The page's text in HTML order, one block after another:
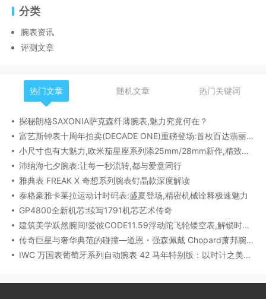
分类
腕表资讯
评测文章
热门文章 随机文章 热门关键词
探秘朗格SAXONIA萨克森纤薄腕表,魅力究竟何在？
富艺斯钟表十周年拍卖(DECADE ONE)重磅登场:首枚百达翡丽1518精钢腕表领衔呈献
小尺寸也有大魅力,欧米茄星座系列添25mm/28mm新作,精致感拉满
沛纳海七夕腕表:让每一秒流转,都与爱意同行
雅典表 FREAK X 奇想系列腕表钌晶款深度解读​
泰格豪雅卡莱拉运动计时码表:盛夏登场,精密机械诠释极速魅力
GP4800全新机芯:续写1791机芯艺术传奇
建筑美学跃然腕间!爱彼CODE11.59浮动陀飞轮镂空表,解锁时间律动新形态
传奇巨星与奢华典范的碰撞—道恩・强森佩戴 Chopard萧邦腕表珠宝亮相威尼斯电影节
IWC 万国表葡萄牙系列自动腕表 42 马年特别版：以时计之美，致敬农历新年​